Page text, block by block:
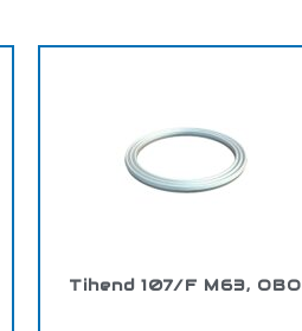
Tihend 107/F M63, OBO